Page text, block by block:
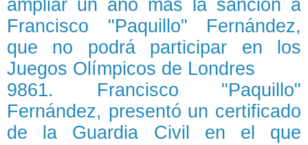
ampliar un año más la sanción a
Francisco "Paquillo" Fernández,
que no podrá participar en los
Juegos Olímpicos de Londres
9861. Francisco "Paquillo"
Fernández, presentó un certificado
de la Guardia Civil en el que